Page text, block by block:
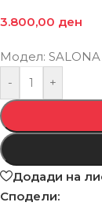
3.800,00 ден
Модел: SALONA
-
+
Додади на
Сподели: